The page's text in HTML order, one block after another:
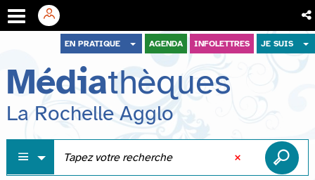
menu
contenu
recherche
EN PRATIQUE AGENDA INFOLETTRES JE SUIS
Médiathèques
La Rochelle Agglo